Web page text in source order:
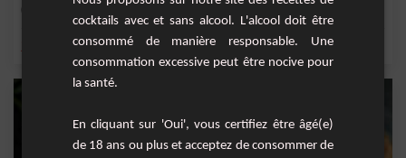
jus d'ananas,ananas,sirop de grenadine, bâton de cannelle, gingembre
cocktails avec et sans alcool. L'alcool doit être
consommé de manière responsable. Une
consommation excessive peut être nocive pour
la santé.
En cliquant sur 'Oui', vous certifiez être âgé(e)
de 18 ans ou plus et acceptez de consommer de